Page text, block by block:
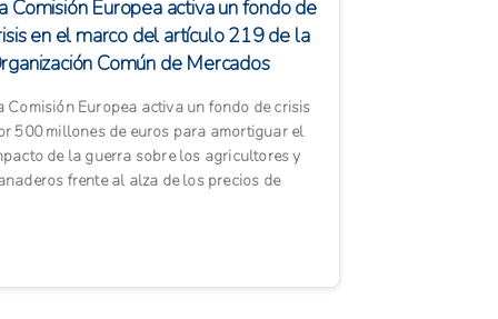
Comisión Europea activa un fondo de
en el marco del artículo 219 de la
Común de Mercados
Comisión Europea activa un fondo de crisis
500 millones de euros para amortiguar el
de la guerra sobre los agricultores y
frente al alza de los precios de